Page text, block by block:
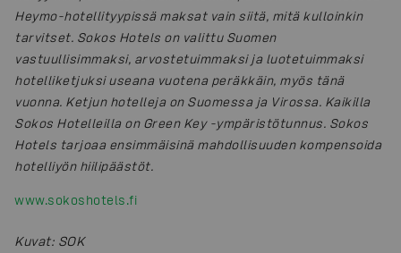
Heymo-hotellityypissä maksat vain siitä, mitä kulloinkin
tarvitset. Sokos Hotels on valittu Suomen
vastuullisimmaksi, arvostetuimmaksi ja luotetuimmaksi
hotelliketjuksi useana vuotena peräkkäin, myös tänä
vuonna. Ketjun hotelleja on Suomessa ja Virossa. Kaikilla
Sokos Hotelleilla on Green Key -ympäristötunnus. Sokos
Hotels tarjoaa ensimmäisinä mahdollisuuden kompensoida
hotelliyön hiilipäästöt.
www.sokoshotels.fi
Kuvat: SOK